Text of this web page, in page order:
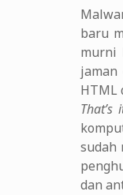
baru
murni
HTML
That’s
sudah
dan